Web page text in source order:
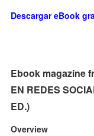
Descargar eBook
Ebook magazine
EN REDES
ED.)
Overview